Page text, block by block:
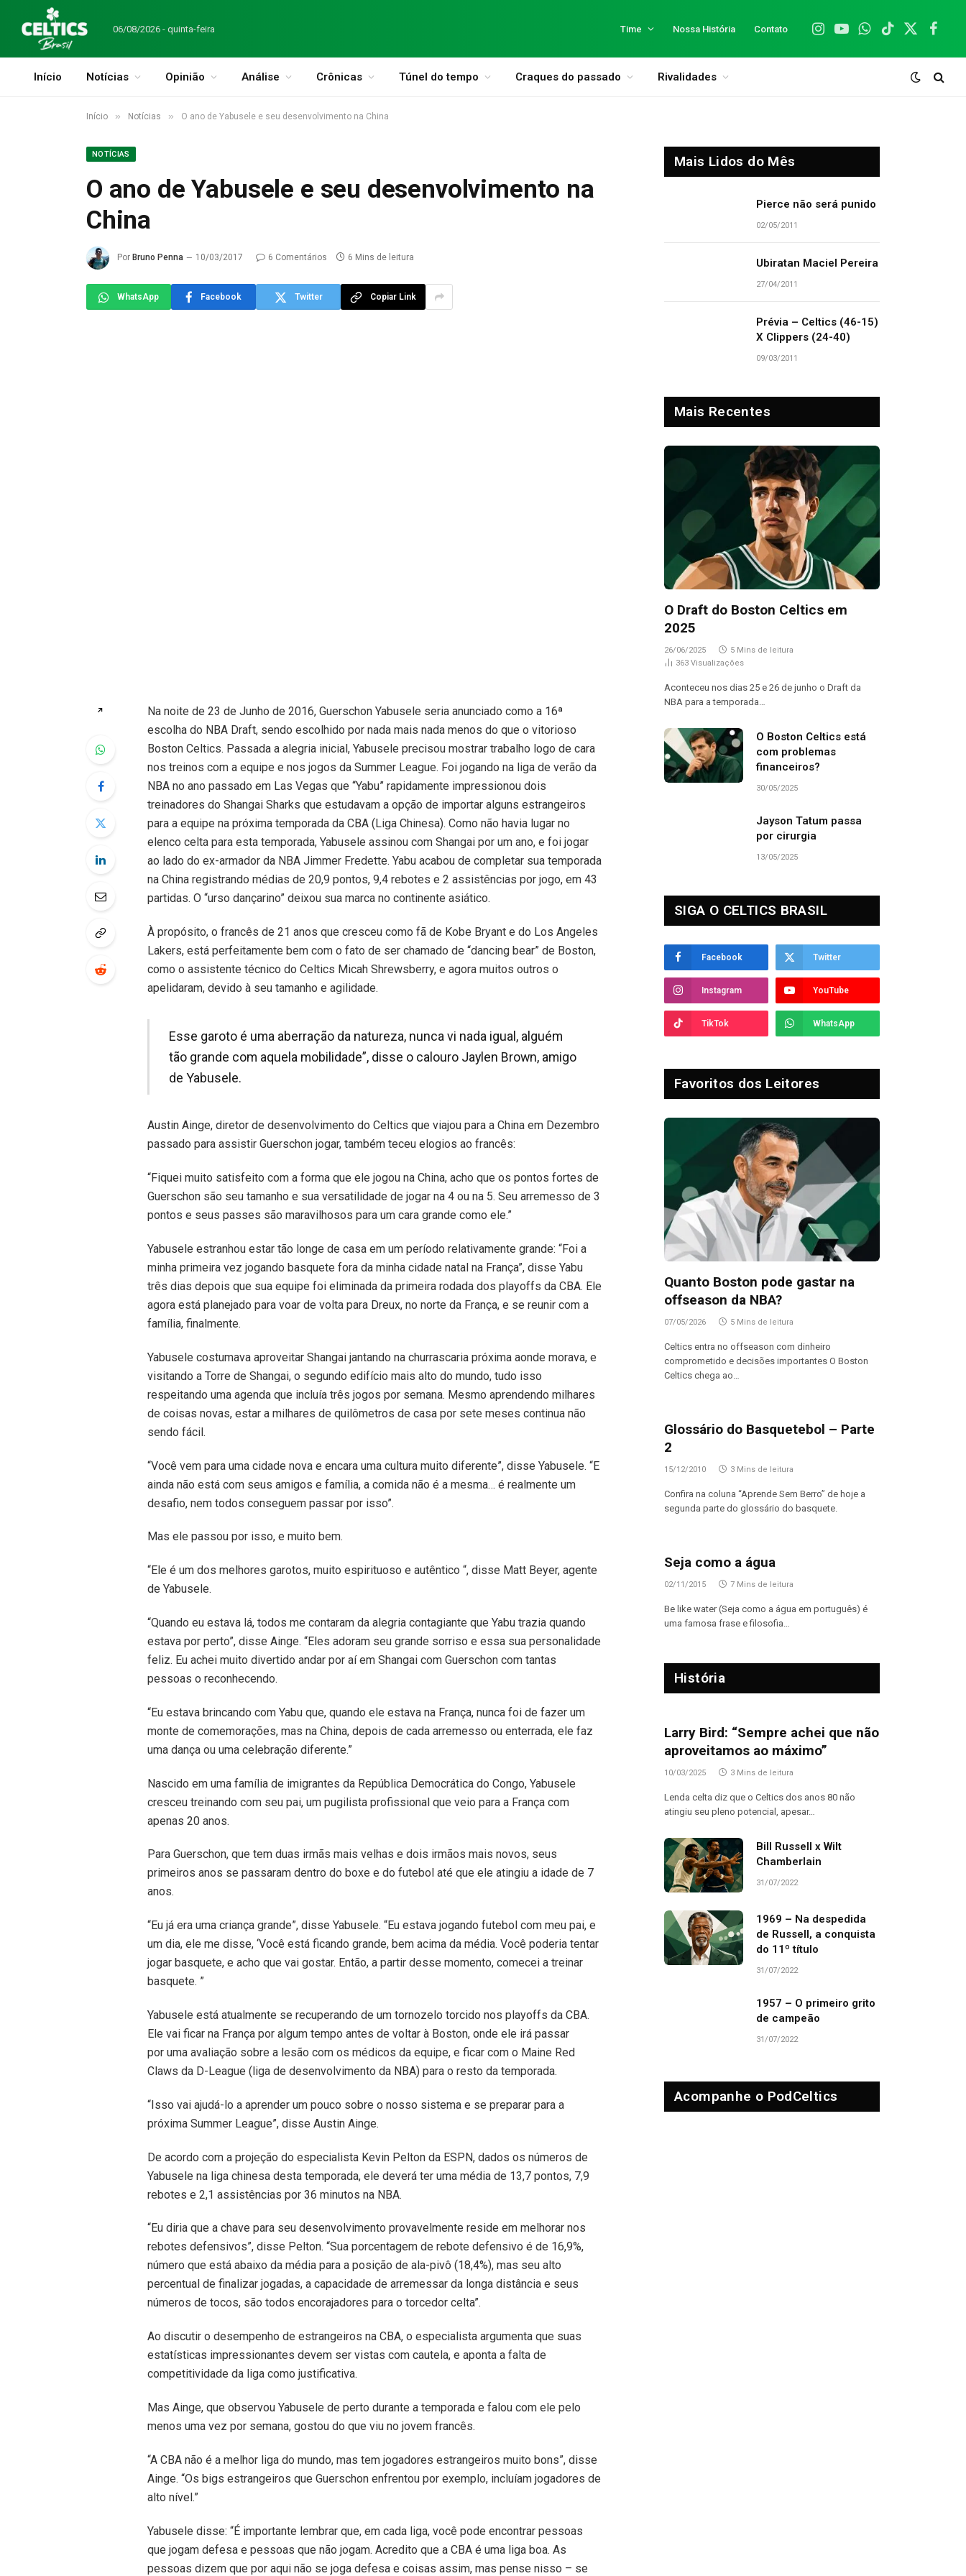
06/08/2026 - quinta-feira Time Nossa História Contato
Instagram
YouTubeWhatsApp
TikTok
X
Início Notícias Opinião Análise Crônicas Túnel do tempo Craques do passado Rivalidades
Início » Notícias » O ano de Yabusele e seu desenvolvimento na China
NOTÍCIAS
O ano de Yabusele e seu desenvolvimento na
China
Por Bruno Penna 10/03/2017 6 Comentários 6 Mins de leitura
WhatsApp Facebook Twitter Copiar Link
↗
Na noite de 23 de Junho de 2016, Guerschon Yabusele seria anunciado como a 16ª
escolha do NBA Draft, sendo escolhido por nada mais nada menos do que o vitorioso
Boston Celtics. Passada a alegria inicial, Yabusele precisou mostrar trabalho logo de cara
nos treinos com a equipe e nos jogos da Summer League. Foi jogando na liga de verão da
NBA no ano passado em Las Vegas que “Yabu” rapidamente impressionou dois
treinadores do Shangai Sharks que estudavam a opção de importar alguns estrangeiros
para a equipe na próxima temporada da CBA (Liga Chinesa). Como não havia lugar no
elenco celta para esta temporada, Yabusele assinou com Shangai por um ano, e foi jogar
ao lado do ex-armador da NBA Jimmer Fredette. Yabu acabou de completar sua temporada
na China registrando médias de 20,9 pontos, 9,4 rebotes e 2 assistências por jogo, em 43
partidas. O “urso dançarino” deixou sua marca no continente asiático.
À propósito, o francês de 21 anos que cresceu como fã de Kobe Bryant e do Los Angeles
Lakers, está perfeitamente bem com o fato de ser chamado de “dancing bear” de Boston,
como o assistente técnico do Celtics Micah Shrewsberry, e agora muitos outros o
apelidaram, devido à seu tamanho e agilidade.
Esse garoto é uma aberração da natureza, nunca vi nada igual, alguém
tão grande com aquela mobilidade”, disse o calouro Jaylen Brown, amigo
de Yabusele.
Austin Ainge, diretor de desenvolvimento do Celtics que viajou para a China em Dezembro
passado para assistir Guerschon jogar, também teceu elogios ao francês:
“Fiquei muito satisfeito com a forma que ele jogou na China, acho que os pontos fortes de
Guerschon são seu tamanho e sua versatilidade de jogar na 4 ou na 5. Seu arremesso de 3
pontos e seus passes são maravilhosos para um cara grande como ele.”
Yabusele estranhou estar tão longe de casa em um período relativamente grande: “Foi a
minha primeira vez jogando basquete fora da minha cidade natal na França”, disse Yabu
três dias depois que sua equipe foi eliminada da primeira rodada dos playoffs da CBA. Ele
agora está planejado para voar de volta para Dreux, no norte da França, e se reunir com a
família, finalmente.
Yabusele costumava aproveitar Shangai jantando na churrascaria próxima aonde morava, e
visitando a Torre de Shangai, o segundo edifício mais alto do mundo, tudo isso
respeitando uma agenda que incluía três jogos por semana. Mesmo aprendendo milhares
de coisas novas, estar a milhares de quilômetros de casa por sete meses continua não
sendo fácil.
“Você vem para uma cidade nova e encara uma cultura muito diferente”, disse Yabusele. “E
ainda não está com seus amigos e família, a comida não é a mesma… é realmente um
desafio, nem todos conseguem passar por isso”.
Mas ele passou por isso, e muito bem.
“Ele é um dos melhores garotos, muito espirituoso e autêntico “, disse Matt Beyer, agente
de Yabusele.
“Quando eu estava lá, todos me contaram da alegria contagiante que Yabu trazia quando
estava por perto”, disse Ainge. “Eles adoram seu grande sorriso e essa sua personalidade
feliz. Eu achei muito divertido andar por aí em Shangai com Guerschon com tantas
pessoas o reconhecendo.
“Eu estava brincando com Yabu que, quando ele estava na França, nunca foi de fazer um
monte de comemorações, mas na China, depois de cada arremesso ou enterrada, ele faz
uma dança ou uma celebração diferente.”
Nascido em uma família de imigrantes da República Democrática do Congo, Yabusele
cresceu treinando com seu pai, um pugilista profissional que veio para a França com
apenas 20 anos.
Para Guerschon, que tem duas irmãs mais velhas e dois irmãos mais novos, seus
primeiros anos se passaram dentro do boxe e do futebol até que ele atingiu a idade de 7
anos.
“Eu já era uma criança grande”, disse Yabusele. “Eu estava jogando futebol com meu pai, e
um dia, ele me disse, ‘Você está ficando grande, bem acima da média. Você poderia tentar
jogar basquete, e acho que vai gostar. Então, a partir desse momento, comecei a treinar
basquete. ”
Yabusele está atualmente se recuperando de um tornozelo torcido nos playoffs da CBA.
Ele vai ficar na França por algum tempo antes de voltar à Boston, onde ele irá passar
por uma avaliação sobre a lesão com os médicos da equipe, e ficar com o Maine Red
Claws da D-League (liga de desenvolvimento da NBA) para o resto da temporada.
“Isso vai ajudá-lo a aprender um pouco sobre o nosso sistema e se preparar para a
próxima Summer League”, disse Austin Ainge.
De acordo com a projeção do especialista Kevin Pelton da ESPN, dados os números de
Yabusele na liga chinesa desta temporada, ele deverá ter uma média de 13,7 pontos, 7,9
rebotes e 2,1 assistências por 36 minutos na NBA.
“Eu diria que a chave para seu desenvolvimento provavelmente reside em melhorar nos
rebotes defensivos”, disse Pelton. “Sua porcentagem de rebote defensivo é de 16,9%,
número que está abaixo da média para a posição de ala-pivô (18,4%), mas seu alto
percentual de finalizar jogadas, a capacidade de arremessar da longa distância e seus
números de tocos, são todos encorajadores para o torcedor celta”.
Ao discutir o desempenho de estrangeiros na CBA, o especialista argumenta que suas
estatísticas impressionantes devem ser vistas com cautela, e aponta a falta de
competitividade da liga como justificativa.
Mas Ainge, que observou Yabusele de perto durante a temporada e falou com ele pelo
menos uma vez por semana, gostou do que viu no jovem francês.
“A CBA não é a melhor liga do mundo, mas tem jogadores estrangeiros muito bons”, disse
Ainge. “Os bigs estrangeiros que Guerschon enfrentou por exemplo, incluíam jogadores de
alto nível.”
Yabusele disse: “É importante lembrar que, em cada liga, você pode encontrar pessoas
que jogam defesa e pessoas que não jogam. Acredito que a CBA é uma liga boa. As
pessoas dizem que por aqui não se joga defesa e coisas assim, mas pense nisso – se
Mais Lidos do Mês
Pierce não será punido
02/05/2011
Ubiratan Maciel Pereira
27/04/2011
Prévia – Celtics (46-15)
X Clippers (24-40)
09/03/2011
Mais Recentes
O Draft do Boston Celtics em
2025
26/06/2025
5 Mins de leitura
363 Visualizações
Aconteceu nos dias 25 e 26 de junho o Draft da
NBA para a temporada…
O Boston Celtics está
com problemas
financeiros?
30/05/2025
Jayson Tatum passa
por cirurgia
13/05/2025
SIGA O CELTICS BRASIL
Facebook Twitter
Instagram YouTube
TikTok WhatsApp
Favoritos dos Leitores
Quanto Boston pode gastar na
offseason da NBA?
07/05/2026 5 Mins de leitura
Celtics entra no offseason com dinheiro
comprometido e decisões importantes O Boston
Celtics chega ao…
Glossário do Basquetebol – Parte
2
15/12/2010 3 Mins de leitura
Confira na coluna “Aprende Sem Berro” de hoje a
segunda parte do glossário do basquete.
Seja como a água
02/11/2015 7 Mins de leitura
Be like water (Seja como a água em português) é
uma famosa frase e filosofia…
História
Larry Bird: “Sempre achei que não
aproveitamos ao máximo”
10/03/2025 3 Mins de leitura
Lenda celta diz que o Celtics dos anos 80 não
atingiu seu pleno potencial, apesar…
Bill Russell x Wilt
Chamberlain
31/07/2022
1969 – Na despedida
de Russell, a conquista
do 11º título
31/07/2022
1957 – O primeiro grito
de campeão
31/07/2022
Acompanhe o PodCeltics